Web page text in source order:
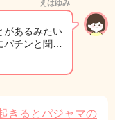
えはゆみ
があるみたい
パチンと聞…
きるとパジャマの